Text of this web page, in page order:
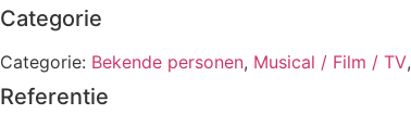
Categorie
Categorie: Bekende personen, Musical / Film / TV,
Referentie